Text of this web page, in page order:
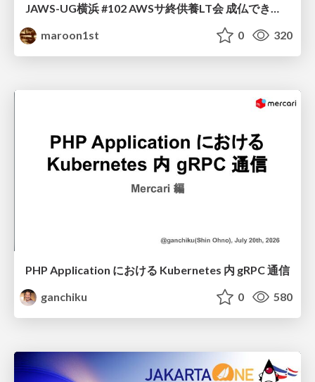
JAWS-UG横浜 #102 AWSサ終供養LT会 成仏できない AWS サービスたち 〜本日、三体供養します〜
maroon1st
0 320
PHP Application における Kubernetes 内 gRPC 通信
ganchiku
0 580